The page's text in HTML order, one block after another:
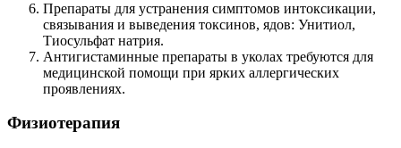
Препараты для устранения симптомов интоксикации,
связывания и выведения токсинов, ядов: Унитиол,
Тиосульфат натрия.
Антигистаминные препараты в уколах требуются для
медицинской помощи при ярких аллергических
проявлениях.
Физиотерапия